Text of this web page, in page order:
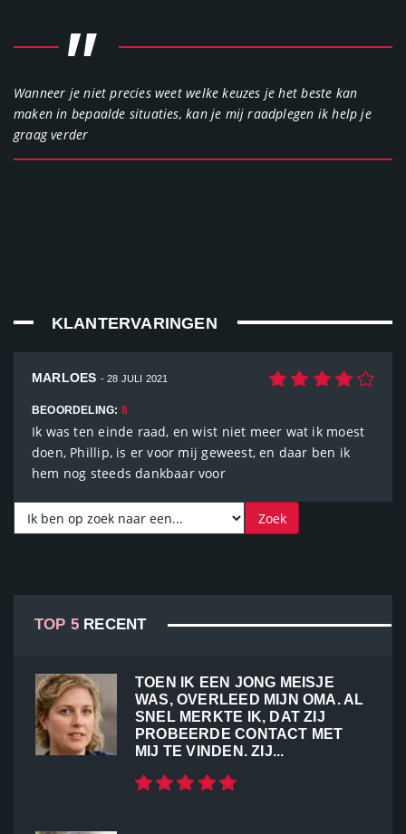
"
Wanneer je niet precies weet welke keuzes je het beste kan
maken in bepaalde situaties, kan je mij raadplegen ik help je
graag verder
KLANTERVARINGEN
MARLOES - 28 JULI 2021
BEOORDELING: 8
Ik was ten einde raad, en wist niet meer wat ik moest
doen, Phillip, is er voor mij geweest, en daar ben ik
hem nog steeds dankbaar voor
TOP 5 RECENT
TOEN IK EEN JONG MEISJE
WAS, OVERLEED MIJN OMA. AL
SNEL MERKTE IK, DAT ZIJ
PROBEERDE CONTACT MET
MIJ TE VINDEN. ZIJ...